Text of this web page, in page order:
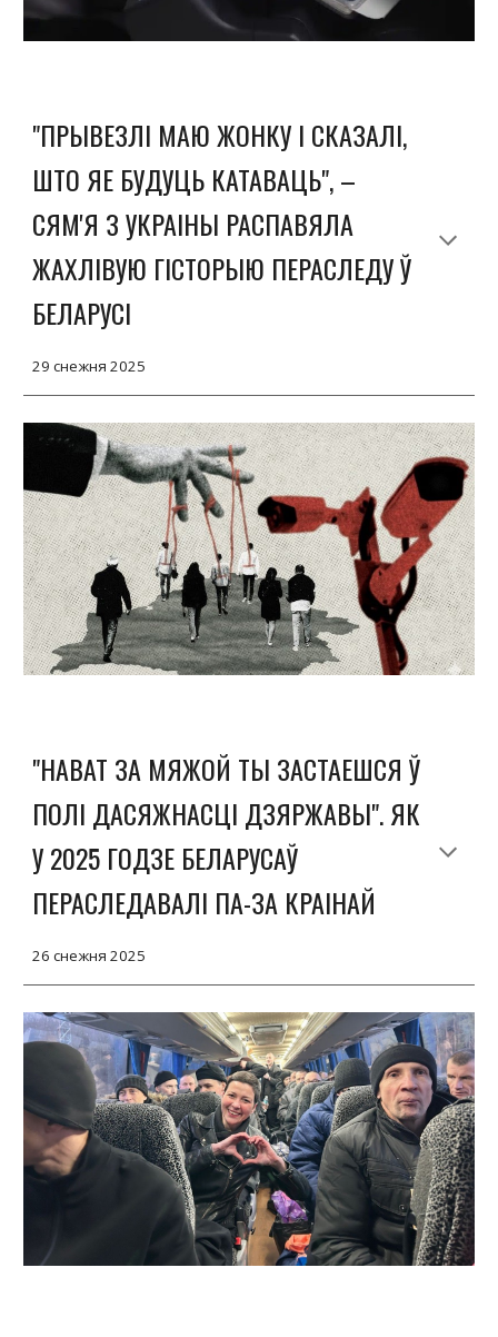
"ПРЫВЕЗЛІ МАЮ ЖОНКУ І СКАЗАЛІ,
ШТО ЯЕ БУДУЦЬ КАТАВАЦЬ", –
СЯМ'Я З УКРАІНЫ РАСПАВЯЛА
ЖАХЛІВУЮ ГІСТОРЫЮ ПЕРАСЛЕДУ Ў
БЕЛАРУСІ
29 снежня 2025
"НАВАТ ЗА МЯЖОЙ ТЫ ЗАСТАЕШСЯ Ў
ПОЛІ ДАСЯЖНАСЦІ ДЗЯРЖАВЫ". ЯК
У 2025 ГОДЗЕ БЕЛАРУСАЎ
ПЕРАСЛЕДАВАЛІ ПА-ЗА КРАІНАЙ
26 снежня 2025